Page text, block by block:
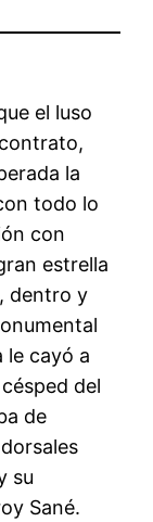
el luso
la
todo lo
con
estrella
dentro y
le cayó a
del
de
su
Sané.